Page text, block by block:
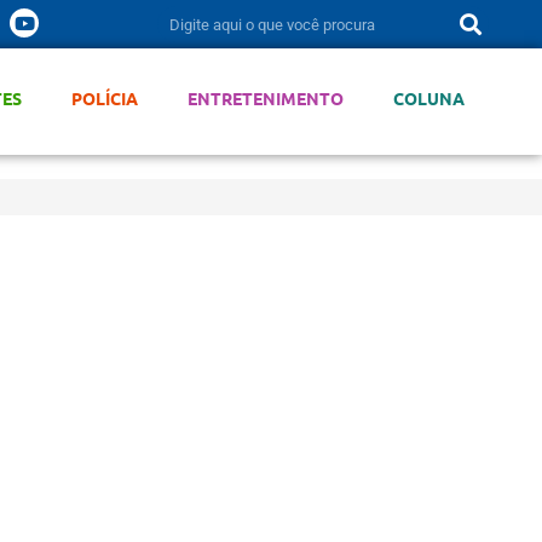
POLÍCIA ENTRETENIMENTO COLUNA